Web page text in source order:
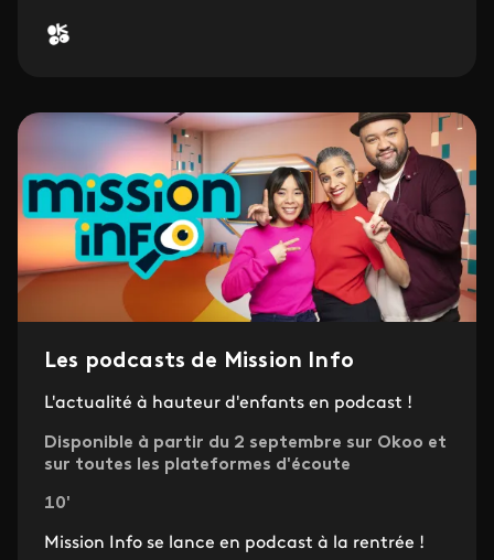
Les podcasts de Mission Info
L'actualité à hauteur d'enfants en podcast !
Disponible à partir du 2 septembre sur Okoo et
sur toutes les plateformes d'écoute
10'
Mission Info se lance en podcast à la rentrée !